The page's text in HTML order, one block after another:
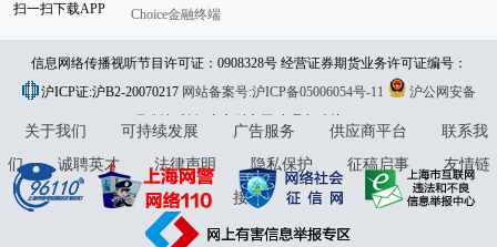
扫一扫下载APP
Choice金融终端
信息网络传播视听节目许可证：0908328号 经营证券期货业务许可证编号：
913101046312860336 违法和不良信息举报:021-61278686 举报邮箱：
jubao@eastmoney.com
沪ICP证:沪B2-20070217 网站备案号:沪ICP备05006054号-11
沪公网安备
31010402000120号版权所有:东方财富网意见与建议:4000300059/952500
关于我们 可持续发展 广告服务 供应商平台
联系我
们
诚聘英才 法律声明 隐私保护 征稿启事
友情链
接